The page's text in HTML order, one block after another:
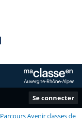
Se connecter
Parcours Avenir classes de